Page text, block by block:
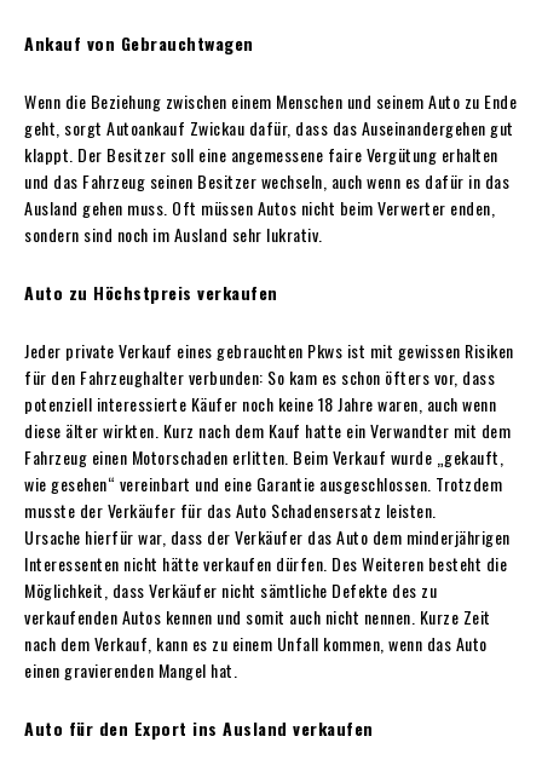
Ankauf von Gebrauchtwagen
Wenn die Beziehung zwischen einem Menschen und seinem Auto zu Ende
geht, sorgt Autoankauf Zwickau dafür, dass das Auseinandergehen gut
klappt. Der Besitzer soll eine angemessene faire Vergütung erhalten
und das Fahrzeug seinen Besitzer wechseln, auch wenn es dafür in das
Ausland gehen muss. Oft müssen Autos nicht beim Verwerter enden,
sondern sind noch im Ausland sehr lukrativ.
Auto zu Höchstpreis verkaufen
Jeder private Verkauf eines gebrauchten Pkws ist mit gewissen Risiken
für den Fahrzeughalter verbunden: So kam es schon öfters vor, dass
potenziell interessierte Käufer noch keine 18 Jahre waren, auch wenn
diese älter wirkten. Kurz nach dem Kauf hatte ein Verwandter mit dem
Fahrzeug einen Motorschaden erlitten. Beim Verkauf wurde „gekauft,
wie gesehen“ vereinbart und eine Garantie ausgeschlossen. Trotzdem
musste der Verkäufer für das Auto Schadensersatz leisten.
Ursache hierfür war, dass der Verkäufer das Auto dem minderjährigen
Interessenten nicht hätte verkaufen dürfen. Des Weiteren besteht die
Möglichkeit, dass Verkäufer nicht sämtliche Defekte des zu
verkaufenden Autos kennen und somit auch nicht nennen. Kurze Zeit
nach dem Verkauf, kann es zu einem Unfall kommen, wenn das Auto
einen gravierenden Mangel hat.
Auto für den Export ins Ausland verkaufen